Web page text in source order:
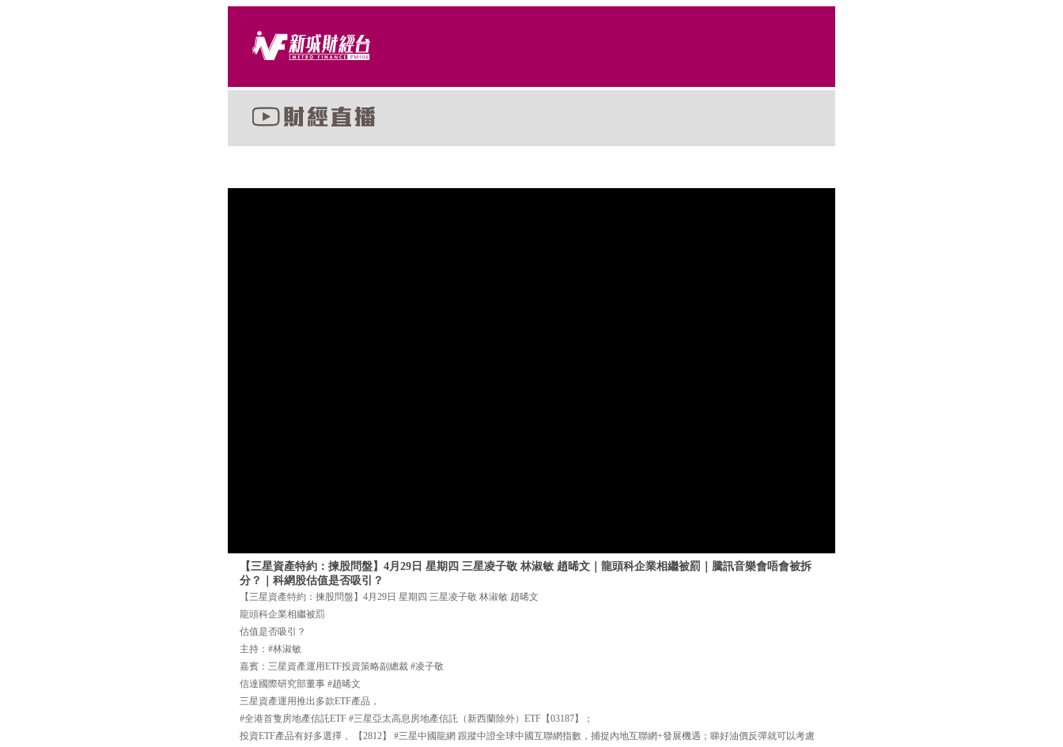
【三星資產特約：揀股問盤】4月29日 星期四 三星凌子敬 林淑敏 趙晞文｜龍頭科企業相繼被罰｜騰訊音樂會唔會被拆
分？｜科網股估值是否吸引？
【三星資產特約：揀股問盤】4月29日 星期四 三星凌子敬 林淑敏 趙晞文
龍頭科企業相繼被罰
估值是否吸引？
主持：#林淑敏
嘉賓：三星資產運用ETF投資策略副總裁 #凌子敬
信達國際研究部董事 #趙晞文
三星資產運用推出多款ETF產品，
#全港首隻房地產信託ETF #三星亞太高息房地產信託（新西蘭除外）ETF【03187】；
投資ETF產品有好多選擇， 【2812】 #三星中國龍網 跟蹤中證全球中國互聯網指數，捕捉內地互聯網+發展機遇；睇好油價反彈就可以考慮